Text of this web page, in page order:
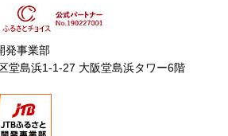
発事業部
島浜1-1-27 大阪堂島浜タワー6階